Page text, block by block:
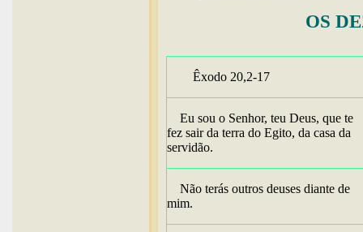
OS
Êxodo 20,2-17
Eu sou o Senhor, teu Deus, que te
fez sair da terra do Egito, da casa da
servidão.
Não terás outros deuses diante de
mim.